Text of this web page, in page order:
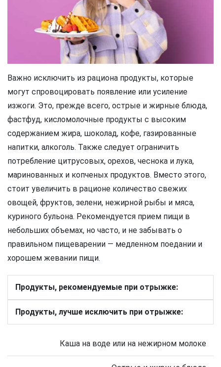
Важно исключить из рациона продукты, которые
могут спровоцировать появление или усиление
изжоги. Это, прежде всего, острые и жирные блюда,
фастфуд, кисломолочные продукты с высоким
содержанием жира, шоколад, кофе, газированные
напитки, алкоголь. Также следует ограничить
потребление цитрусовых, орехов, чеснока и лука,
маринованных и копченых продуктов. Вместо этого,
стоит увеличить в рационе количество свежих
овощей, фруктов, зелени, нежирной рыбы и мяса,
куриного бульона. Рекомендуется прием пищи в
небольших объемах, но часто, и не забывать о
правильном пищеварении — медленном поедании и
хорошем жевании пищи.
Продукты, рекомендуемые при отрыжке:
Продукты, лучше исключить при отрыжке:
Каша на воде или на нежирном молоке